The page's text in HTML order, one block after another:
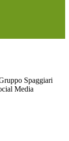
Spaggiari
Media